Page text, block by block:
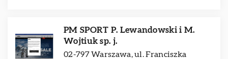
PM SPORT P. Lewandowski i M.
Wojtiuk sp. j.
02-797 Warszawa, ul. Franciszka